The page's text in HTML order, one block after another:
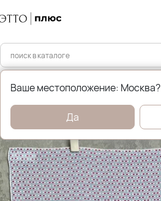
Главная Аксессуары
Ваше местоположение: Москва?
Да